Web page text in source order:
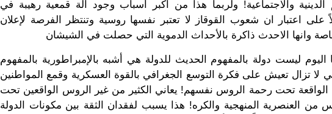
والاجتماعية! ولربما هذا من اكبر أسباب وجود الة قمعية رهيبة في
على اعتبار ان شعوب القوقاز لا تعتبر نفسها روسية وتنتظر الفرصة لإعلان
خاصة وانها الاحدث ذاكرة بالأحداث الدموية التي حصلت في الشيشان
اليوم ليست دولة بالمفهوم الحديث للدولة هي أشبه بالإمبراطورية بالمفهوم
لا تزال تعيش على فكرة التوسع الجغرافي بالقوة العسكرية وقمع المواطنين
الواقعة تحت رحمة الروس نفسهم! يعاني الكثير من غير الروس الواقعين تحت
من العنصرية المنهجية والكره! هذا يسبب لفقدان الثقة بين مكونات الدولة